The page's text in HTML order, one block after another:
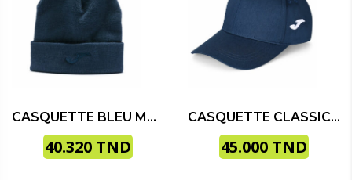
CASQUETTE BLEU MARINE – PACK DE 12 UNITÉS
40.320 TND
CASQUETTE CLASSIC MARINE
45.000 TND